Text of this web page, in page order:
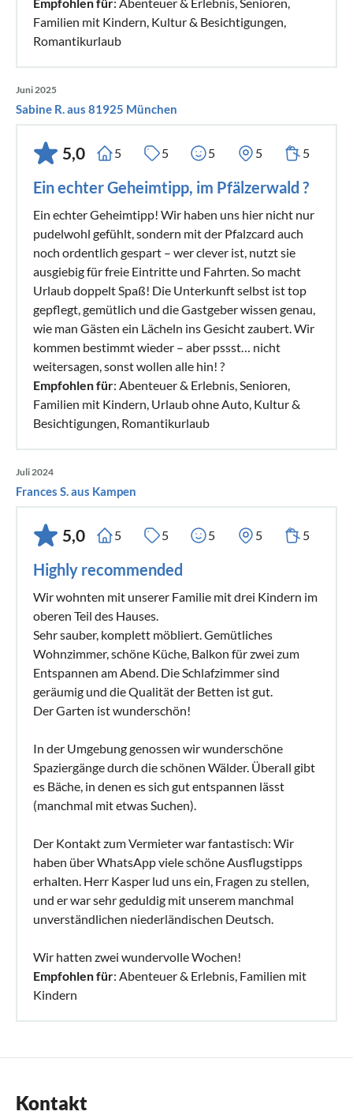
Familien mit Kindern, Kultur & Besichtigungen,
Romantikurlaub
Juni 2025
Sabine R. aus 81925 München
5,0 5 5 5 5 5
Ein echter Geheimtipp, im Pfälzerwald ?
Ein echter Geheimtipp! Wir haben uns hier nicht nur
pudelwohl gefühlt, sondern mit der Pfalzcard auch
noch ordentlich gespart – wer clever ist, nutzt sie
ausgiebig für freie Eintritte und Fahrten. So macht
Urlaub doppelt Spaß! Die Unterkunft selbst ist top
gepflegt, gemütlich und die Gastgeber wissen genau,
wie man Gästen ein Lächeln ins Gesicht zaubert. Wir
kommen bestimmt wieder – aber pssst… nicht
weitersagen, sonst wollen alle hin! ?
Empfohlen für: Abenteuer & Erlebnis, Senioren,
Familien mit Kindern, Urlaub ohne Auto, Kultur &
Besichtigungen, Romantikurlaub
Juli 2024
Frances S. aus Kampen
5,0 5 5 5 5 5
Highly recommended
Wir wohnten mit unserer Familie mit drei Kindern im
oberen Teil des Hauses.
Sehr sauber, komplett möbliert. Gemütliches
Wohnzimmer, schöne Küche, Balkon für zwei zum
Entspannen am Abend. Die Schlafzimmer sind
geräumig und die Qualität der Betten ist gut.
Der Garten ist wunderschön!
In der Umgebung genossen wir wunderschöne
Spaziergänge durch die schönen Wälder. Überall gibt
es Bäche, in denen es sich gut entspannen lässt
(manchmal mit etwas Suchen).
Der Kontakt zum Vermieter war fantastisch: Wir
haben über WhatsApp viele schöne Ausflugstipps
erhalten. Herr Kasper lud uns ein, Fragen zu stellen,
und er war sehr geduldig mit unserem manchmal
unverständlichen niederländischen Deutsch.
Wir hatten zwei wundervolle Wochen!
Empfohlen für: Abenteuer & Erlebnis, Familien mit
Kindern
Kontakt